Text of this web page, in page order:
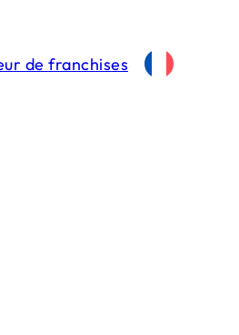
de franchises